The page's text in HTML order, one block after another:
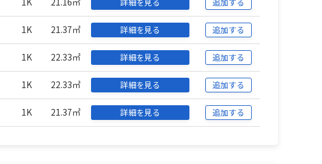
1K 21.37㎡ 詳細を見る 追加する
1K 22.33㎡ 詳細を見る 追加する
1K 22.33㎡ 詳細を見る 追加する
1K 21.37㎡ 詳細を見る 追加する